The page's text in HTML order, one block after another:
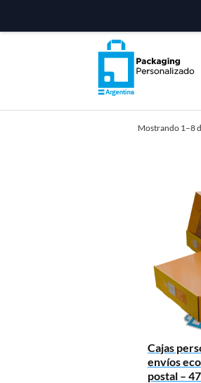
Saltar
Mostrando 1–8
Cajas
envíos
postal –